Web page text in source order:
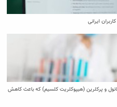
و پرکلرین (هیپوکلریت کلسیم) که باعث کاهش